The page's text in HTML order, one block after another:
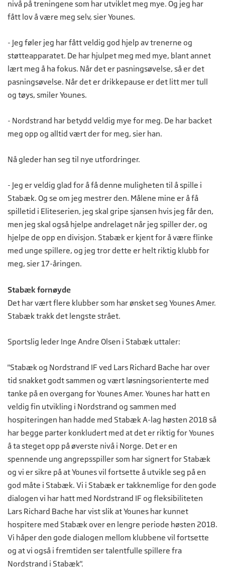
nivå på treningene som har utviklet meg mye. Og jeg har
fått lov å være meg selv, sier Younes.
- Jeg føler jeg har fått veldig god hjelp av trenerne og
støtteapparatet. De har hjulpet meg med mye, blant annet
lært meg å ha fokus. Når det er pasningsøvelse, så er det
pasningsøvelse. Når det er drikkepause er det litt mer tull
og tøys, smiler Younes.
- Nordstrand har betydd veldig mye for meg. De har backet
meg opp og alltid vært der for meg, sier han.
Nå gleder han seg til nye utfordringer.
- Jeg er veldig glad for å få denne muligheten til å spille i
Stabæk. Og se om jeg mestrer den. Målene mine er å få
spilletid i Eliteserien, jeg skal gripe sjansen hvis jeg får den,
men jeg skal også hjelpe andrelaget når jeg spiller der, og
hjelpe de opp en divisjon. Stabæk er kjent for å være flinke
med unge spillere, og jeg tror dette er helt riktig klubb for
meg, sier 17-åringen.
Stabæk fornøyde
Det har vært flere klubber som har ønsket seg Younes Amer.
Stabæk trakk det lengste strået.
Sportslig leder Inge Andre Olsen i Stabæk uttaler:
"Stabæk og Nordstrand IF ved Lars Richard Bache har over
tid snakket godt sammen og vært løsningsorienterte med
tanke på en overgang for Younes Amer. Younes har hatt en
veldig fin utvikling i Nordstrand og sammen med
hospiteringen han hadde med Stabæk A-lag høsten 2018 så
har begge parter konkludert med at det er riktig for Younes
å ta steget opp på øverste nivå i Norge. Det er en
spennende ung angrepsspiller som har signert for Stabæk
og vi er sikre på at Younes vil fortsette å utvikle seg på en
god måte i Stabæk. Vi i Stabæk er takknemlige for den gode
dialogen vi har hatt med Nordstrand IF og fleksibiliteten
Lars Richard Bache har vist slik at Younes har kunnet
hospitere med Stabæk over en lengre periode høsten 2018.
Vi håper den gode dialogen mellom klubbene vil fortsette
og at vi også i fremtiden ser talentfulle spillere fra
Nordstrand i Stabæk".